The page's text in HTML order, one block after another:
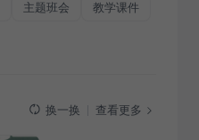
主题班会 教学课件
换一换 查看更多